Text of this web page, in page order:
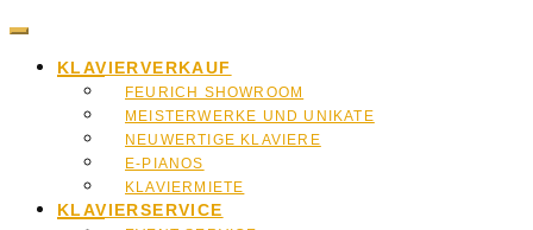
Klavier
KLAVIERVERKAUF
FEURICH SHOWROOM
MEISTERWERKE UND UNIKATE
NEUWERTIGE KLAVIERE
E-PIANOS
KLAVIERMIETE
KLAVIERSERVICE